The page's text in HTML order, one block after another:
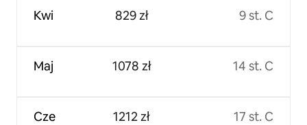
Kwi
Maj
Cze
829 zł
1078 zł
1212 zł
9 st. C
14 st. C
17 st. C